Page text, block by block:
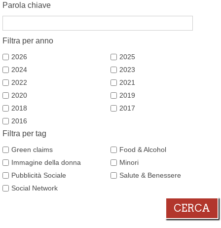
Parola chiave
Filtra per anno
2026
2025
2024
2023
2022
2021
2020
2019
2018
2017
2016
Filtra per tag
Green claims
Food & Alcohol
Immagine della donna
Minori
Pubblicità Sociale
Salute & Benessere
Social Network
CERCA